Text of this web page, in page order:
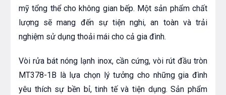
mỹ tổng thể cho không gian bếp. Một sản phẩm chất
lượng sẽ mang đến sự tiện nghi, an toàn và trải
nghiệm sử dụng thoải mái cho cả gia đình.
Vòi rửa bát nóng lạnh inox, cần cứng, vòi rút đầu tròn
MT378-1B là lựa chọn lý tưởng cho những gia đình
yêu thích sự bền bỉ, tinh tế và tiện dụng. Sản phẩm